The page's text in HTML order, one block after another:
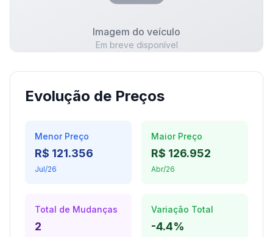
Imagem do veículo
Em breve disponível
Evolução de Preços
Menor Preço
R$ 121.356
Jul/26
Maior Preço
R$ 126.952
Abr/26
Total de Mudanças
2
Variação Total
-4.4%